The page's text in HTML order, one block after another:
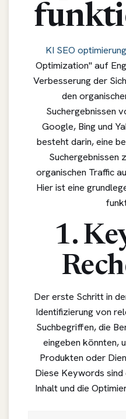
KI SEO
Optimization" auf
Verbesserung der
den
Suchergebnissen
Google, Bing und
besteht darin, eine
Suchergebnissen
organischen Traffic
Hier ist eine
1.
Der erste Schritt in
Identifizierung von
Suchbegriffen, die
eingeben könnten,
Produkten oder
Diese Keywords sind
Inhalt und die